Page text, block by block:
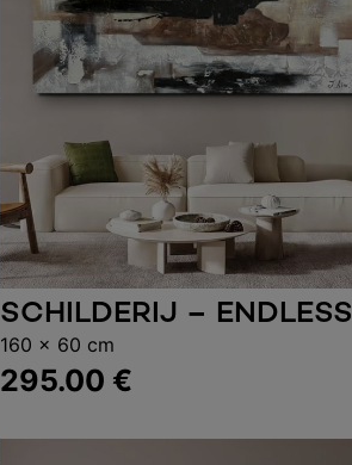
Toevoegen aan winkelwagen
SCHILDERIJ – ENDLESS
295.00 €
160 x 60 cm